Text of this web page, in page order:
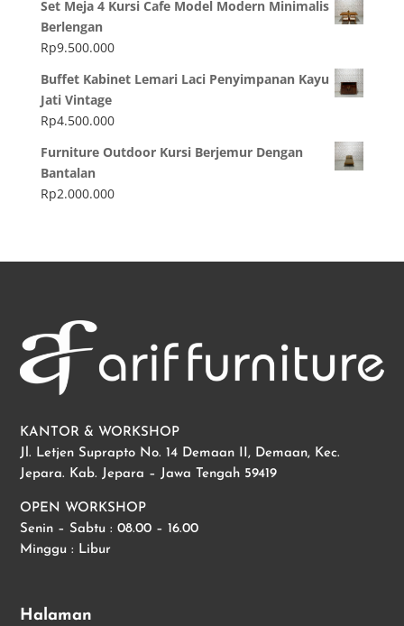
Set Meja 4 Kursi Cafe Model Modern Minimalis
Berlengan
Rp9.500.000
Buffet Kabinet Lemari Laci Penyimpanan Kayu
Jati Vintage
Rp4.500.000
Furniture Outdoor Kursi Berjemur Dengan
Bantalan
Rp2.000.000
KANTOR & WORKSHOP
Jl. Letjen Suprapto No. 14 Demaan II, Demaan, Kec.
Jepara. Kab. Jepara – Jawa Tengah 59419
OPEN WORKSHOP
Senin – Sabtu : 08.00 – 16.00
Minggu : Libur
Halaman